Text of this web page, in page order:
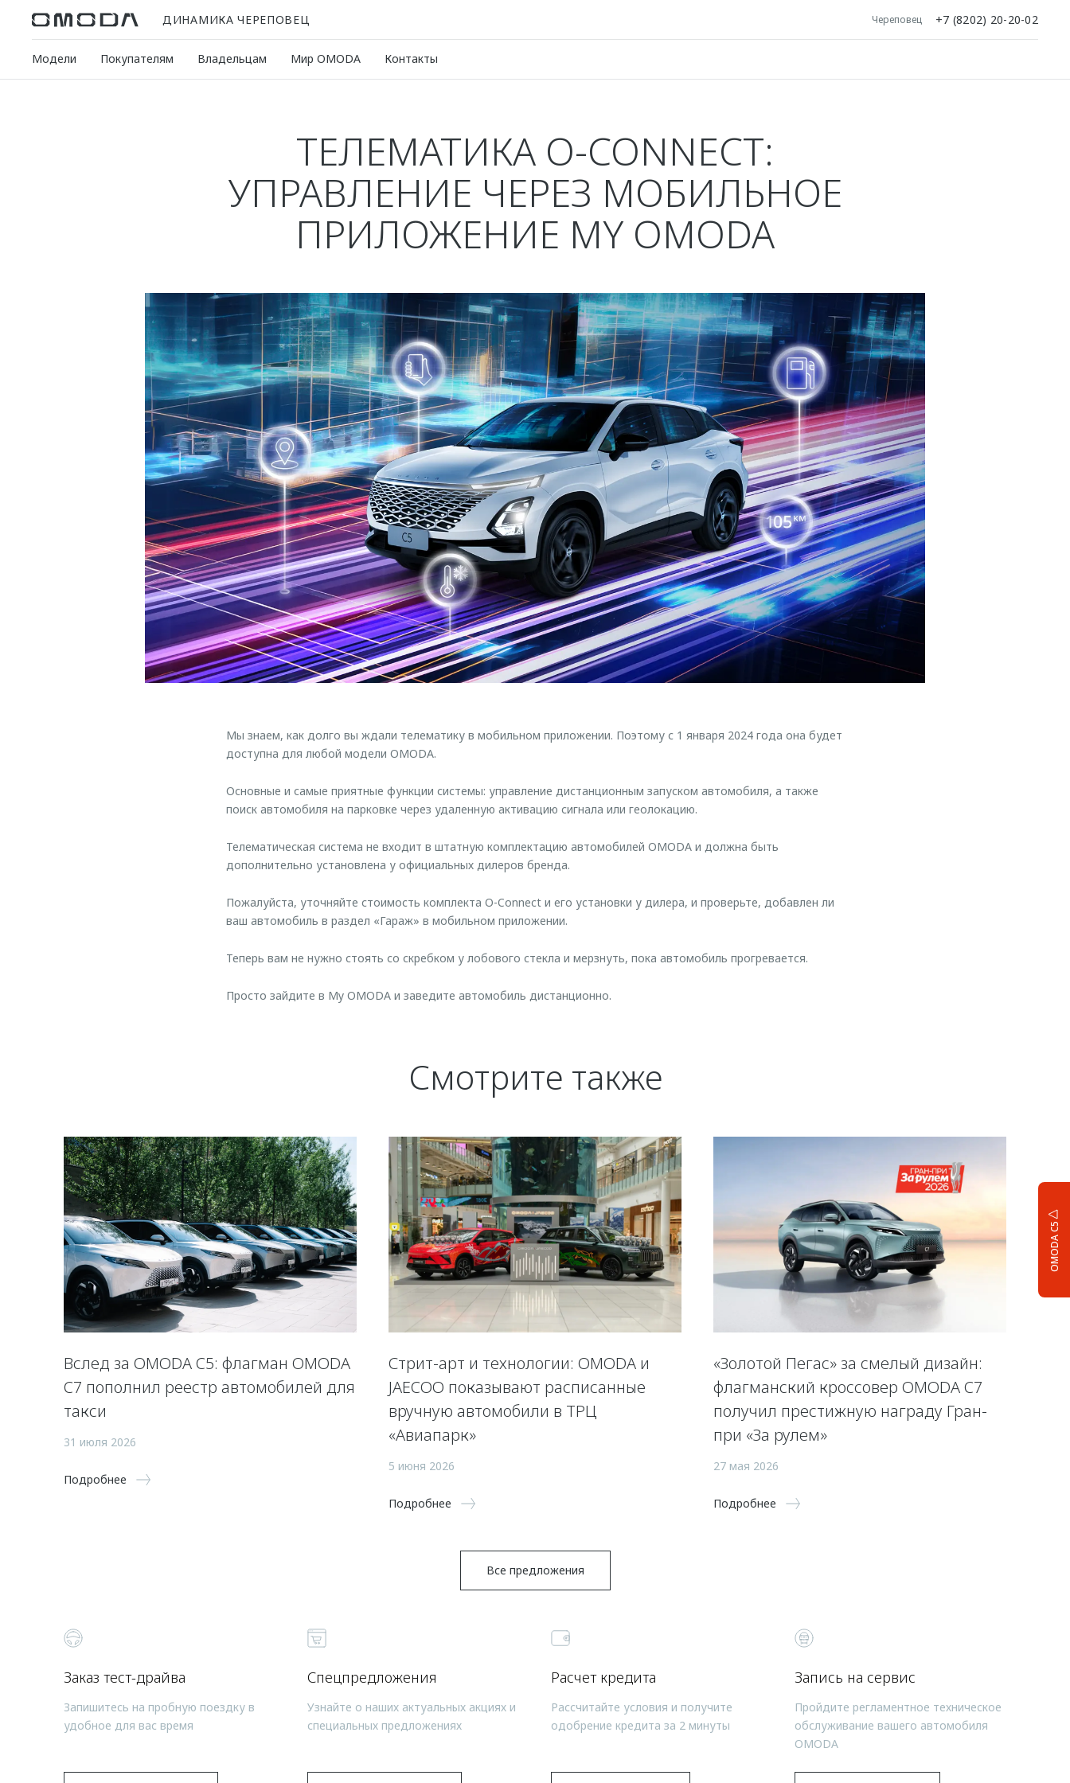
ДИНАМИКА ЧЕРЕПОВЕЦ Череповец +7 (8202) 20-20-02
Модели Покупателям Владельцам Мир OMODA Контакты
OMODA C5
ТЕЛЕМАТИКА O-CONNECT:
УПРАВЛЕНИЕ ЧЕРЕЗ МОБИЛЬНОЕ
ПРИЛОЖЕНИЕ MY OMODA
Мы знаем, как долго вы ждали телематику в мобильном приложении. Поэтому с 1 января 2024 года она будет
доступна для любой модели OMODA.
Основные и самые приятные функции системы: управление дистанционным запуском автомобиля, а также
поиск автомобиля на парковке через удаленную активацию сигнала или геолокацию.
Телематическая система не входит в штатную комплектацию автомобилей OMODA и должна быть
дополнительно установлена у официальных дилеров бренда.
Пожалуйста, уточняйте стоимость комплекта O-Connect и его установки у дилера, и проверьте, добавлен ли
ваш автомобиль в раздел «Гараж» в мобильном приложении.
Теперь вам не нужно стоять со скребком у лобового стекла и мерзнуть, пока автомобиль прогревается.
Просто зайдите в My OMODA и заведите автомобиль дистанционно.
Смотрите также
Вслед за OMODA C5: флагман OMODA
C7 пополнил реестр автомобилей для
такси
31 июля 2026
Подробнее
Стрит-арт и технологии: OMODA и
JAECOO показывают расписанные
вручную автомобили в ТРЦ
«Авиапарк»
5 июня 2026
Подробнее
«Золотой Пегас» за смелый дизайн:
флагманский кроссовер OMODA C7
получил престижную награду Гран-
при «За рулем»
27 мая 2026
Подробнее
Все предложения
Заказ тест-драйва
Запишитесь на пробную поездку в
удобное для вас время
Спецпредложения
Узнайте о наших актуальных акциях и
специальных предложениях
Расчет кредита
Рассчитайте условия и получите
одобрение кредита за 2 минуты
Запись на сервис
Пройдите регламентное техническое
обслуживание вашего автомобиля
OMODA